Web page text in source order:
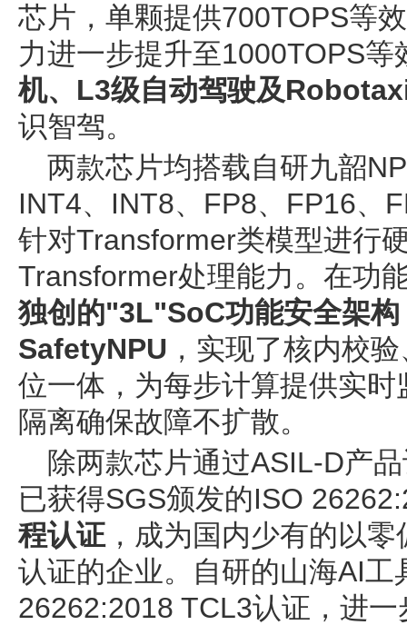
芯片，单颗提供700TOPS等
力进一步提升至1000TOPS等
机、L3级自动驾驶及
识智驾。
两款芯片均搭载自研九韶
INT4、INT8、FP8、FP16、
针对Transformer类模型进行
Transformer处理能力。在功
独创的"3L"SoC功能安全架构
SafetyNPU ，实现了核内校
位一体，为每步计算提供实
隔离确保故障不扩散。
除两款芯片通过ASIL-D产
已获得SGS颁发的ISO
程认证 ，成为国内少有的以
认证的企业。自研的山海AI
26262:2018 TCL3认证，进